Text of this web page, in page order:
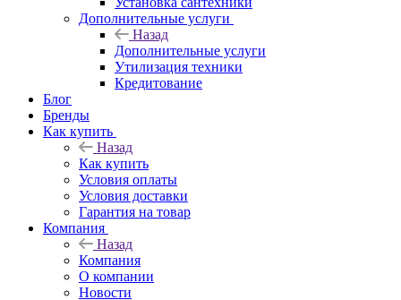
Дополнительные услуги
Назад
Дополнительные услуги
Утилизация техники
Кредитование
Блог
Бренды
Как купить
Назад
Как купить
Условия оплаты
Условия доставки
Гарантия на товар
Компания
Назад
Компания
О компании
Новости